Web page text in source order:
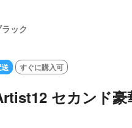
ック
すぐに購入可
セカンド豪